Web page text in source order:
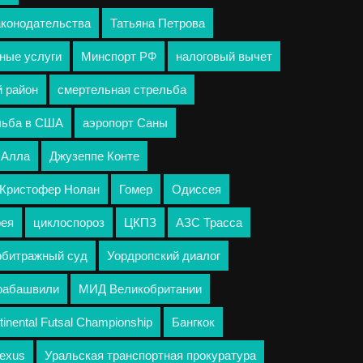
Татьяна Петрова
услуги Минспорт РФ налоговый вычет
район смертельная стрельба
в США аэропорт Саны
Джузеппе Конте
Кристофер Нолан Гомер Одиссея
циклоспороз ЦКПЗ АЗС Трасса
суд Уордропский диалог
МИД Великобритании
Futsal Championship Бангкок
Уральская транспортная прокуратура